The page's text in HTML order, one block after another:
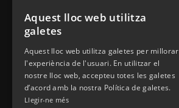
Biblioteca Nacional d’Andorra
Museus d’Andorra
Aquest lloc web utilitza
galetes
Aquest lloc web utilitza galetes per millorar
l'experiència de l'usuari. En utilitzar el
nostre lloc web, accepteu totes les galetes
d’acord amb la nostra Política de galetes.
Llegir-ne més